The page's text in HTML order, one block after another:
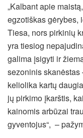
„Kalbant apie
egzotiškas gėrybes,
Tiesa, nors pirkinių
yra tiesiog
galima įsigyti ir
sezoninis skanėstas
keliolika kartų
jų pirkimo įkarštis,
kainomis arbūzai
gyventojus“, –